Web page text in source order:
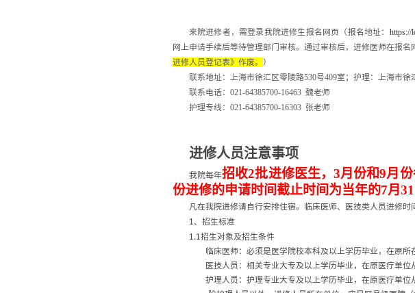
来院进修者，需登录我院进修生报名网页（报名地址： https://
网上申请手续后等待管理部门审核。通过审核后，进修医师在报
进修人员登记表》作废。 ）
联系地址：上海市徐汇区零陵路530号409室；护理： 上海市徐
联系电话： 021-64385700-16463 魏老师
护理专线： 021-64385700-16303 张老师
进修人员注意事项
我院每年招收2批进修医生， 3月份和9月
份进修的申请时间截止时间为当年的7月31
凡在我院进修请自行安排住宿。临床医师、医技类人员进修时
1、招生标准
1.1招生对象及招生条件
临床医师：必须是医学院校本科及以上学历毕业，在原所
医技人员：相关专业大专及以上学历毕业，在原医疗单位
护理人员：护理专业大专及以上学历毕业，在原医疗单位